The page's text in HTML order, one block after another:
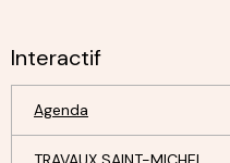
Interactif
Agenda